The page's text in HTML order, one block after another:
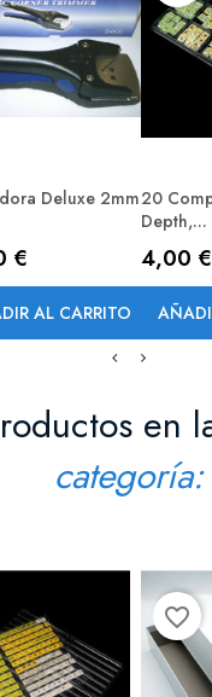
Deluxe 2mm
€
AL CARRITO
20
Depth,...
Precio
4,00 €
en
categoría:
favorite_border